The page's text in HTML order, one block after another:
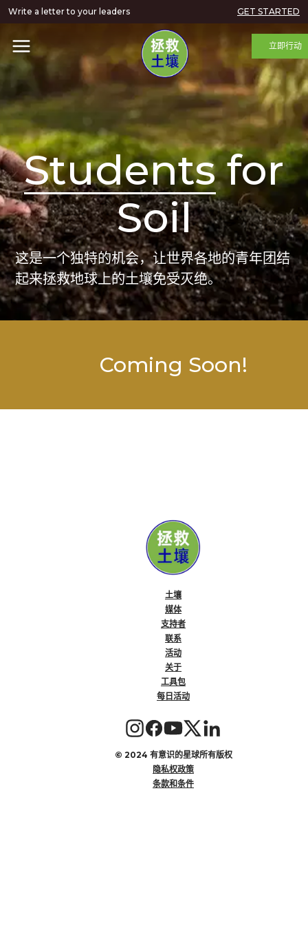
Write a letter to your leaders GET STARTED
立即行动
Students for
Soil
这是一个独特的机会，让世界各地的青年团结
起来拯救地球上的土壤免受灭绝。
Coming Soon!
土壤
媒体
支持者
联系
活动
关于
工具包
每日活动
© 2024 有意识的星球所有版权
隐私权政策
条款和条件